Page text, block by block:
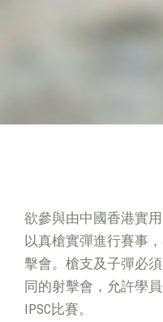
欲參與由中國香港實
以真槍實彈進行賽事
擊會。槍支及子彈必
同的射擊會，允許學
IPSC比賽。